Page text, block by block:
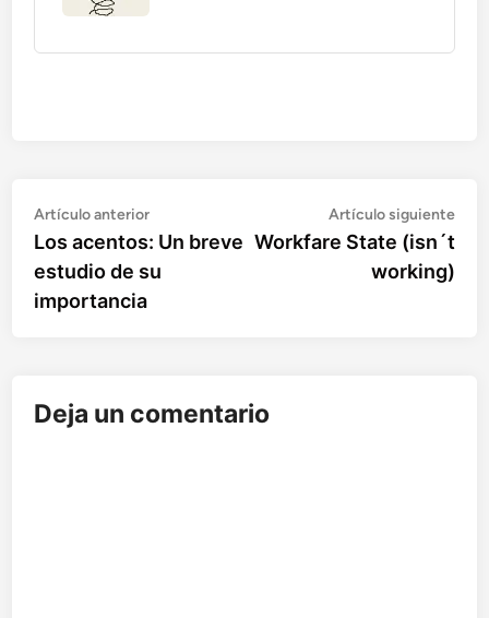
Navegación
de
entradas
Artículo anteriorArtículo
anterior:
Los acentos: Un breve
estudio de su
importancia
Artículo siguiente
Workfare State (isn´t
working)
Deja un comentario